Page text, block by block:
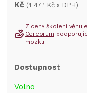
Kč (4 477 Kč s DPH)
Z ceny školení
Cerebrum
mozku.
Dostupnost
Volno